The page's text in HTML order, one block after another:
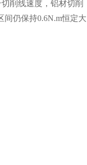
削线速度，铝材切削
仍保持0.6N.m恒定大